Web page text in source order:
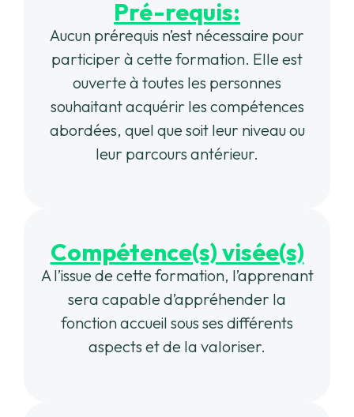
Pré-requis:
Aucun prérequis n’est nécessaire pour
participer à cette formation. Elle est
ouverte à toutes les personnes
souhaitant acquérir les compétences
abordées, quel que soit leur niveau ou
leur parcours antérieur.
Compétence(s) visée(s)
A l’issue de cette formation, l’apprenant
sera capable d’appréhender la
fonction accueil sous ses différents
aspects et de la valoriser.